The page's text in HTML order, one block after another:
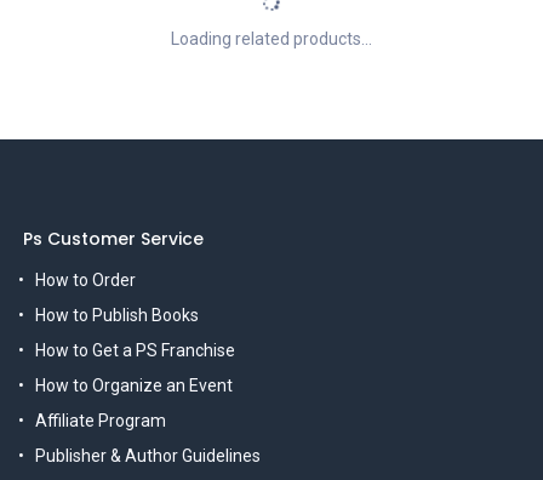
Loading related products...
Ps Customer Service
How to Order
How to Publish Books
How to Get a PS Franchise
How to Organize an Event
Affiliate Program
Publisher & Author Guidelines